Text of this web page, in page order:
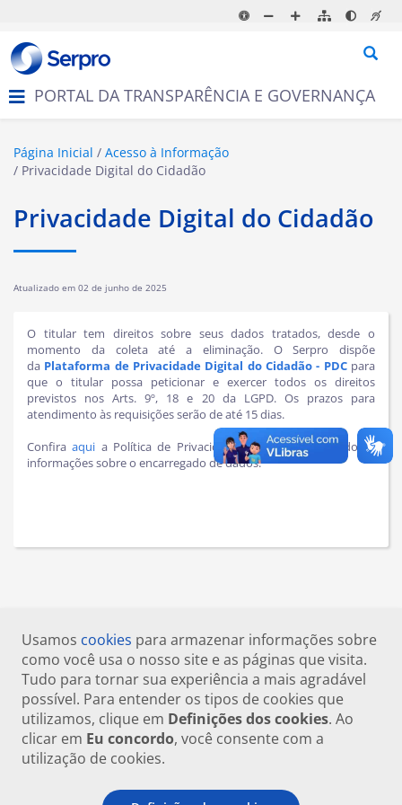
PORTAL DA TRANSPARÊNCIA E GOVERNANÇA
Página Inicial
Acesso à Informação
Privacidade Digital do Cidadão
Privacidade Digital do Cidadão
Atualizado em 02 de junho de 2025
O titular tem direitos sobre seus dados tratados, desde o
momento da coleta até a eliminação.
O Serpro dispõe
da Plataforma de Privacidade Digital do Cidadão - PDCpara
que o titular possa peticionar e exercer todos os direitos
previstos nos Arts. 9º, 18 e 20 da LGPD. Os prazos para
atendimento às requisições serão de até 15 dias.
Confira aqui a Política de Privacidade e Proteção de Dados e
informações sobre o encarregado de dados.
Usamos cookies para armazenar informações sobre
como você usa o nosso site e as páginas que visita.
Tudo para tornar sua experiência a mais agradável
possível. Para entender os tipos de cookies que
utilizamos, clique em Definições dos cookies. Ao
clicar em Eu concordo, você consente com a
utilização de cookies.